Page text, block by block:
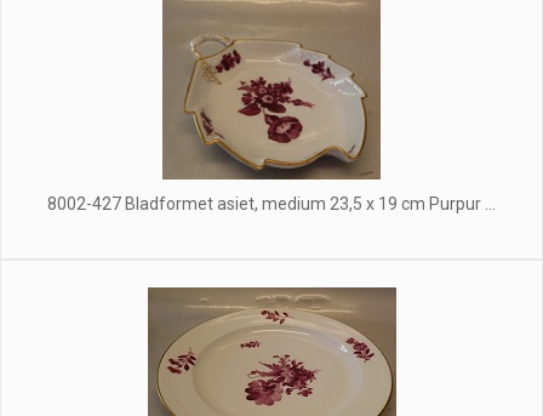
8002-427 Bladformet asiet, medium 23,5 x 19 cm Purpur ...